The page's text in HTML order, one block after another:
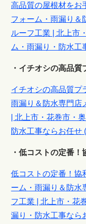
高品質の屋根材をお
フォーム・雨漏り＆
ルーフ工業 | 北上市
ム・雨漏り・防水工
・イチオシの高品
イチオシの高品質プ
雨漏り＆防水専門店
| 北上市・花巻市・
防水工事ならお任せ
・低コストの定番
低コストの定番！協
ーム・雨漏り＆防水
フ工業 | 北上市・花
漏り・防水工事なら